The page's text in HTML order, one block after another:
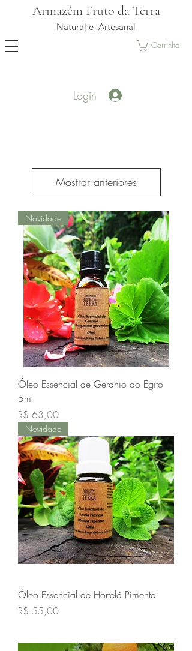
Armazém Fruto da Terra
Natural e Artesanal
Carrinho
Login
Mostrar anteriores
Novidade
Óleo Essencial de Geranio do Egito
5ml
Preço
R$ 63,00
Novidade
Óleo Essencial de Hortelã Pimenta
Preço
R$ 55,00